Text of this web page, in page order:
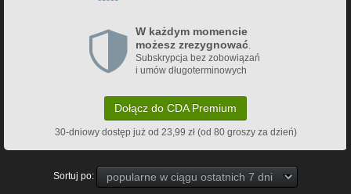
W każdym momencie
możesz zrezygnować.
Subskrypcja bez zobowiązań
i umów długoterminowych
Dołącz do CDA Premium
30-dniowy dostęp już od 23,99 zł (od 80 groszy za dzień)
Sortuj po: